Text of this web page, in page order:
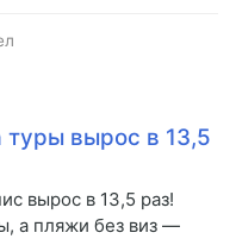
туры вырос в 13,5
вырос в 13,5 раз!
а пляжи без виз —